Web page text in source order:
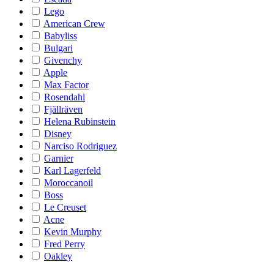
Lego
American Crew
Babyliss
Bulgari
Givenchy
Apple
Max Factor
Rosendahl
Fjällräven
Helena Rubinstein
Disney
Narciso Rodriguez
Garnier
Karl Lagerfeld
Moroccanoil
Boss
Le Creuset
Acne
Kevin Murphy
Fred Perry
Oakley